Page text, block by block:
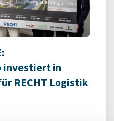
investiert in
RECHT Logistik